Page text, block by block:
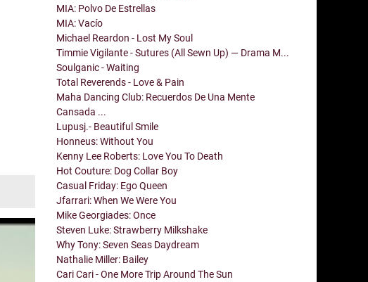
MIA: Polvo De Estrellas
MIA: Vacío
Michael Reardon - Lost My Soul
Timmie Vigilante - Sutures (All Sewn Up) — Drama M...
Soulganic - Waiting
Total Reverends - Love & Pain
Maha Dancing Club: Recuerdos De Una Mente
Cansada ...
Lupusj.- Beautiful Smile
Honneus: Without You
Kenny Lee Roberts: Love You To Death
Hot Couture: Dog Collar Boy
Casual Friday: Ego Queen
Jfarrari: When We Were You
Mike Georgiades: Once
Steven Luke: Strawberry Milkshake
Why Tony: Seven Seas Daydream
Nathalie Miller: Bailey
Cari Cari - One More Trip Around The Sun